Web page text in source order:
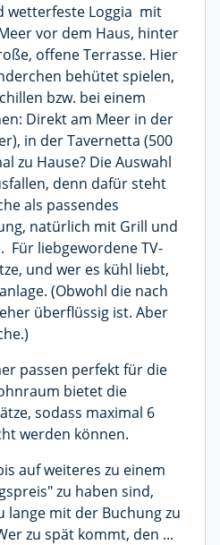
wetterfeste Loggia mit
vor dem Haus, hinter
offene Terrasse. Hier
behütet spielen,
bzw. bei einem
Direkt am Meer in der
in der Tavernetta (500
zu Hause? Die Auswahl
denn dafür steht
als passendes
natürlich mit Grill und
Für liebgewordene TV-
und wer es kühl liebt,
(Obwohl die nach
überflüssig ist. Aber
passen perfekt für die
bietet die
sodass maximal 6
werden können.
auf weiteres zu einem
zu haben sind,
lange mit der Buchung zu
zu spät kommt, den ...